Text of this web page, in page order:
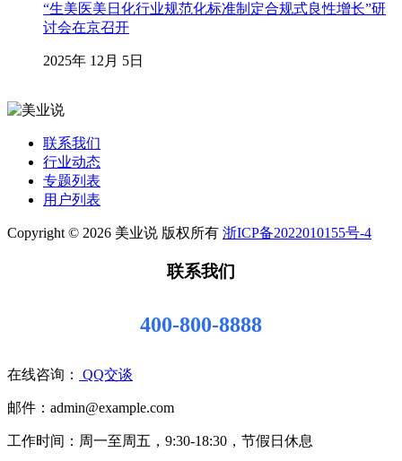
“生美医美日化行业规范化标准制定合规式良性增长”研
讨会在京召开
2025年 12月 5日
联系我们
行业动态
专题列表
用户列表
Copyright © 2026 美业说 版权所有 浙ICP备2022010155号-4
联系我们
400-800-8888
在线咨询： QQ交谈
邮件：admin@example.com
工作时间：周一至周五，9:30-18:30，节假日休息